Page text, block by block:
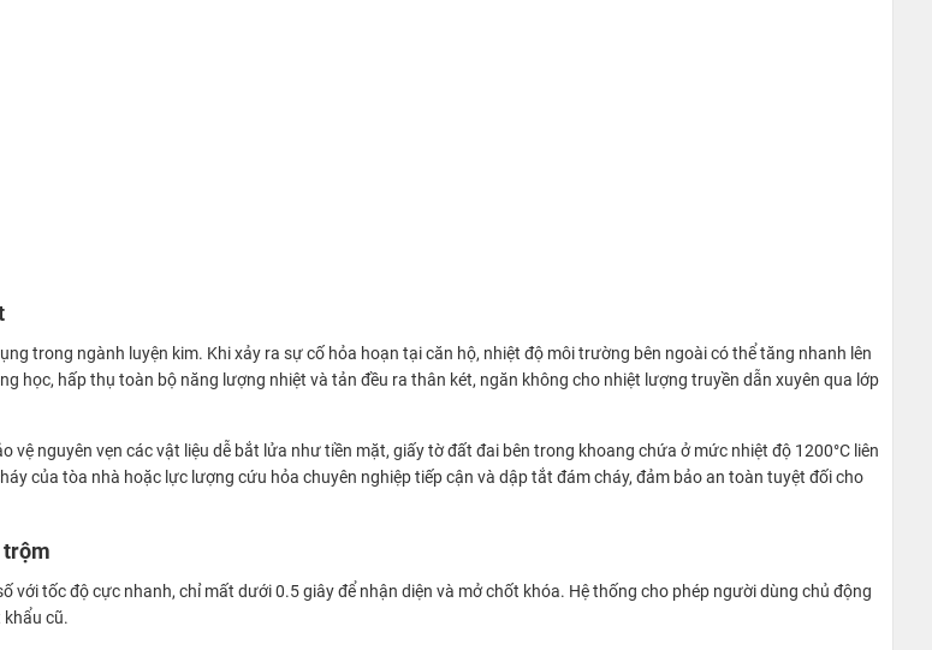
trong ngành luyện kim. Khi xảy ra sự cố hỏa hoạn tại căn hộ, nhiệt độ môi trường bên ngoài có thể tăng nhanh lên
học, hấp thụ toàn bộ năng lượng nhiệt và tản đều ra thân két, ngăn không cho nhiệt lượng truyền dẫn xuyên qua lớp
nguyên vẹn các vật liệu dễ bắt lửa như tiền mặt, giấy tờ đất đai bên trong khoang chứa ở mức nhiệt độ 1200°C liên
của tòa nhà hoặc lực lượng cứu hỏa chuyên nghiệp tiếp cận và dập tắt đám cháy, đảm bảo an toàn tuyệt đối cho
trộm
tốc độ cực nhanh, chỉ mất dưới 0.5 giây để nhận diện và mở chốt khóa. Hệ thống cho phép người dùng chủ động
khẩu cũ.